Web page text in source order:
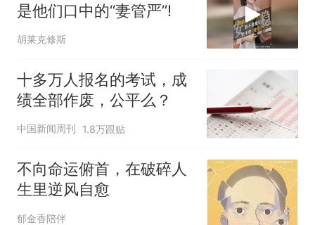
是他们口中的“妻管严”!
胡莱克修斯
十多万人报名的考试，成
绩全部作废，公平么？
中国新闻周刊 1.8万跟贴
不向命运俯首，在破碎人
生里逆风自愈
郁金香陪伴